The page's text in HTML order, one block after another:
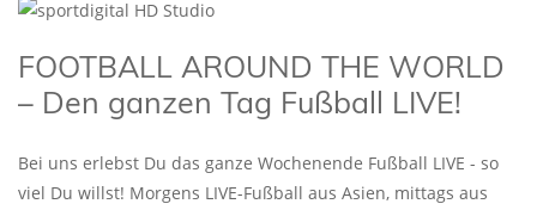
FOOTBALL AROUND THE WORLD
– Den ganzen Tag Fußball LIVE!
Bei uns erlebst Du das ganze Wochenende Fußball LIVE - so
viel Du willst! Morgens LIVE-Fußball aus Asien, mittags aus